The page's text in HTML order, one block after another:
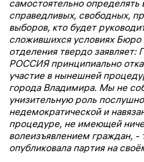
самостоятельно определять
справедливых, свободных,
выборов, кто будет
сложившихся условиях Бюро
отделения твердо
РОССИЯ принципиально
участие в нынешней
города Владимира. Мы не
унизительную роль
недемократической и
процедуре, не имеющей
волеизъявлением граждан, -
опубликовала партия на